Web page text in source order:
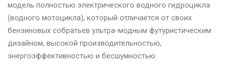
модель полностью электрического водного гидроцикла
(водного мотоцикла), который отличается от своих
бензиновых собратьев ультра-модным футуристическим
дизайном, высокой производительностью,
энергоэффективностью и бесшумностью.